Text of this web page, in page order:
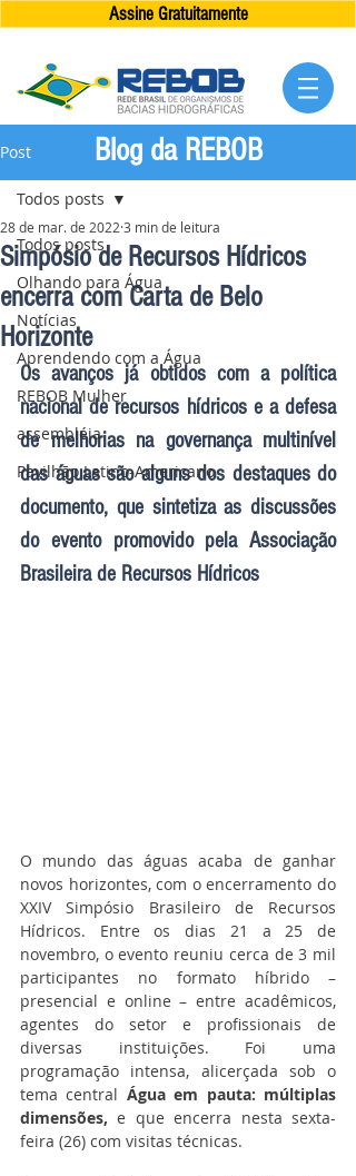
Assine Gratuitamente
Post
Todos posts
Olhando para Água
Notícias
Aprendendo com a Água
REBOB Mulher
assembléia
Pavilhão Latino-Americano
Todos posts
Simpósio de Recursos Hídricos
encerra com Carta de Belo
Horizonte
28 de mar. de 2022 3 min de leitura
Os avanços já obtidos com a política
nacional de recursos hídricos e a defesa
de melhorias na governança multinível
das águas são alguns dos destaques do
documento, que sintetiza as discussões
do evento promovido pela Associação
Brasileira de Recursos Hídricos
O mundo das águas acaba de ganhar
novos horizontes, com o encerramento do
XXIV Simpósio Brasileiro de Recursos
Hídricos. Entre os dias 21 a 25 de
novembro, o evento reuniu cerca de 3 mil
participantes no formato híbrido –
presencial e online – entre acadêmicos,
agentes do setor e profissionais de
diversas instituições. Foi uma
programação intensa, alicerçada sob o
tema central Água em pauta: múltiplas
dimensões, e que encerra nesta sexta-
feira (26) com visitas técnicas.
Blog da REBOB